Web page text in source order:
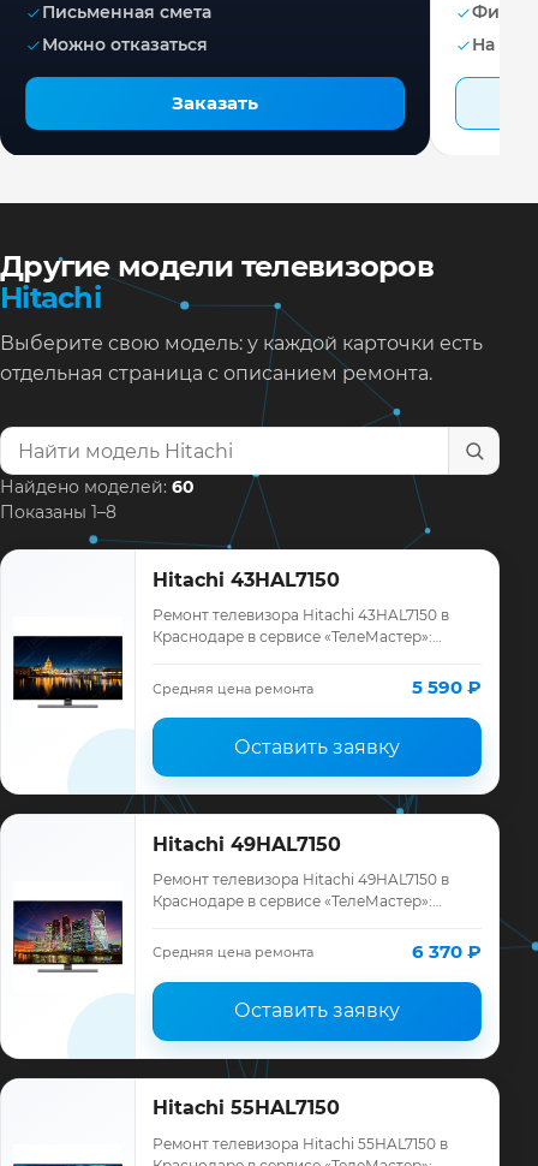
Письменная смета
Можно отказаться
Заказать
На
Другие модели телевизоров
Hitachi
Выберите свою модель: у каждой карточки есть
отдельная страница с описанием ремонта.
Найти модель телевизора
Найдено моделей: 60
Показаны 1–8
Hitachi 43HAL7150
Ремонт телевизора Hitachi 43HAL7150 в
Краснодаре в сервисе «ТелеМастер»:
ремонта, запчасти и гарантия до 12
месяцев.
Средняя цена ремонта 5 590 ₽
Оставить заявку
Hitachi 49HAL7150
Ремонт телевизора Hitachi 49HAL7150 в
Краснодаре в сервисе «ТелеМастер»:
ремонта, запчасти и гарантия до 12
Средняя цена ремонта 6 370 ₽
Оставить заявку
Hitachi 55HAL7150
Ремонт телевизора Hitachi 55HAL7150 в